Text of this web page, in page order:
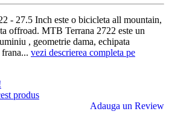
- 27.5 Inch este o bicicleta all mountain,
offroad. MTB Terrana 2722 este un
, geometrie dama, echipata
vezi descrierea completa pe
produs
Adauga un Review